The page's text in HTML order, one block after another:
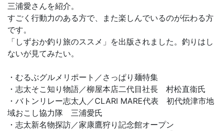
三浦愛さんを紹介。
すごく行動力のある方で、また楽しんでいるのが伝わる方
です。
「しずおか釣り旅のススメ」を出版されました。釣りはし
ないが見てみたい。
・むるぶグルメリポート／さっぱり麺特集
・志太そこ知り物語／柳屋本店二代目社長 村松直衞氏
・バトンリレー志太人／CLARI MARE代表 初代焼津市地
域おこし協力隊 三浦愛氏
・志太新名物探訪／家康鷹狩り記念館オープン